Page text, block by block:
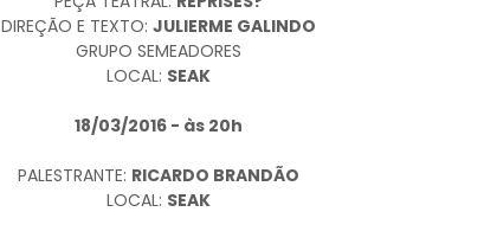
DIREÇÃO E TEXTO:JULIERME GALINDO
GRUPO SEMEADORES
LOCAL: SEAK
18/03/2016 - às 20h
PALESTRANTE: RICARDO BRANDÃO
LOCAL: SEAK